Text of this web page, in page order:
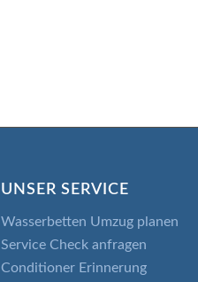
UNSER SERVICE
Wasserbetten Umzug planen
Service Check anfragen
Conditioner Erinnerung